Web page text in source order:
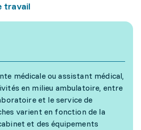
travail
médicale ou assistant médical,
en milieu ambulatoire, entre
et le service de
varient en fonction de la
et des équipements